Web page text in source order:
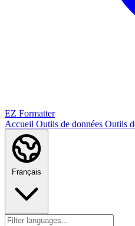
EZ Formatter
Accueil Outils de données Outils
Français